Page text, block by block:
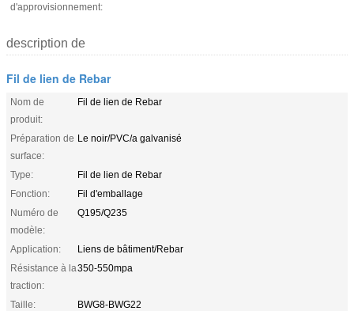
d'approvisionnement:
description de
Fil de lien de Rebar
Nom de
produit:
Fil de lien de Rebar
Préparation de
surface:
Le noir/PVC/a galvanisé
Type:
Fil de lien de Rebar
Fonction:
Fil d'emballage
Numéro de
modèle:
Q195/Q235
Application:
Liens de bâtiment/Rebar
Résistance à la
traction:
350-550mpa
Taille:
BWG8-BWG22